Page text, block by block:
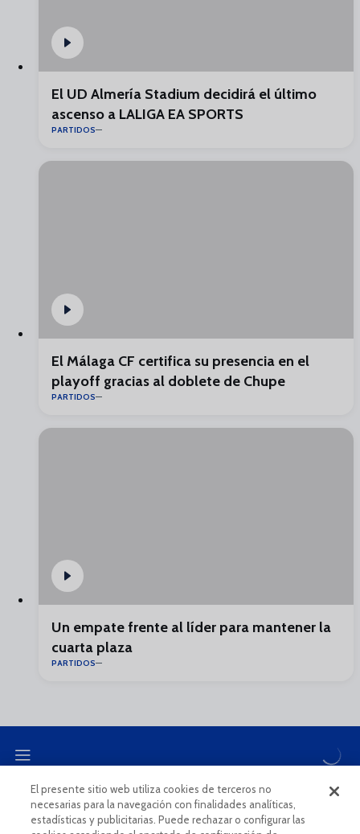
El UD Almería Stadium decidirá el último
ascenso a LALIGA EA SPORTS
PARTIDOS
El Málaga CF certifica su presencia en el
playoff gracias al doblete de Chupe
PARTIDOS
Un empate frente al líder para mantener la
cuarta plaza
PARTIDOS
CANAL ÉTICO
El presente sitio web utiliza cookies de terceros no
necesarias para la navegación con finalidades analíticas,
estadísticas y publicitarias. Puede rechazar o configurar las